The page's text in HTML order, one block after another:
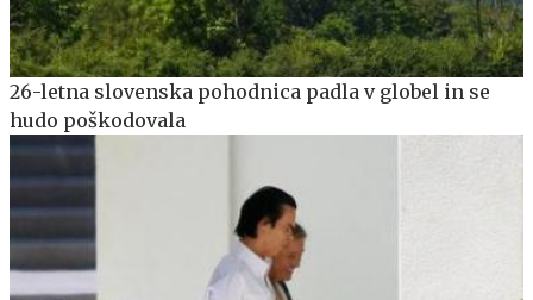
26-letna slovenska pohodnica padla v globel in se
hudo poškodovala